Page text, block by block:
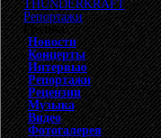
THUNDERKRAFT»
Репортажи
Группа
Новости
Концерты
Интервью
Репортажи
Рецензии
Музыка
Видео
Фотогалерея